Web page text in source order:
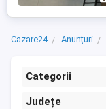
Cazare24 Anunțuri
Categorii
Județe